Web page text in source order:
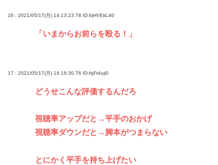
16 : 2021/05/17(月) 14:13:23.78 ID:6jHVEkL40
「いまからお前らを殴る！」
17 : 2021/05/17(月) 14:16:30.76 ID:fqFt4oji0
どうせこんな評価するんだろ
視聴率アップだと→平手のおかげ
視聴率ダウンだと→脚本がつまらない
とにかく平手を持ち上げたい